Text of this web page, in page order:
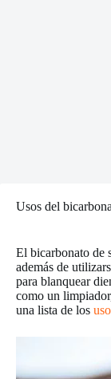
Usos del
El bicarbonato de
además de
para blanquear
como un
una lista de los